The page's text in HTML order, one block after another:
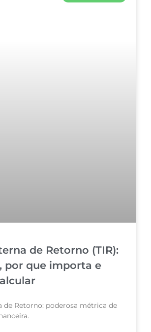
de Retorno (TIR):
por que importa e
de Retorno: poderosa métrica de